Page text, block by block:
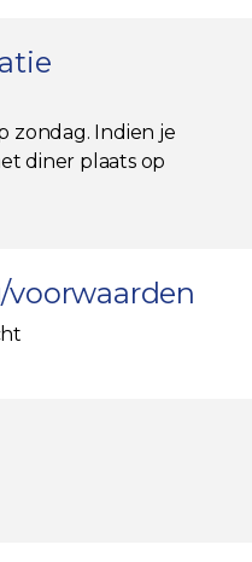
zondag. Indien je
diner plaats op